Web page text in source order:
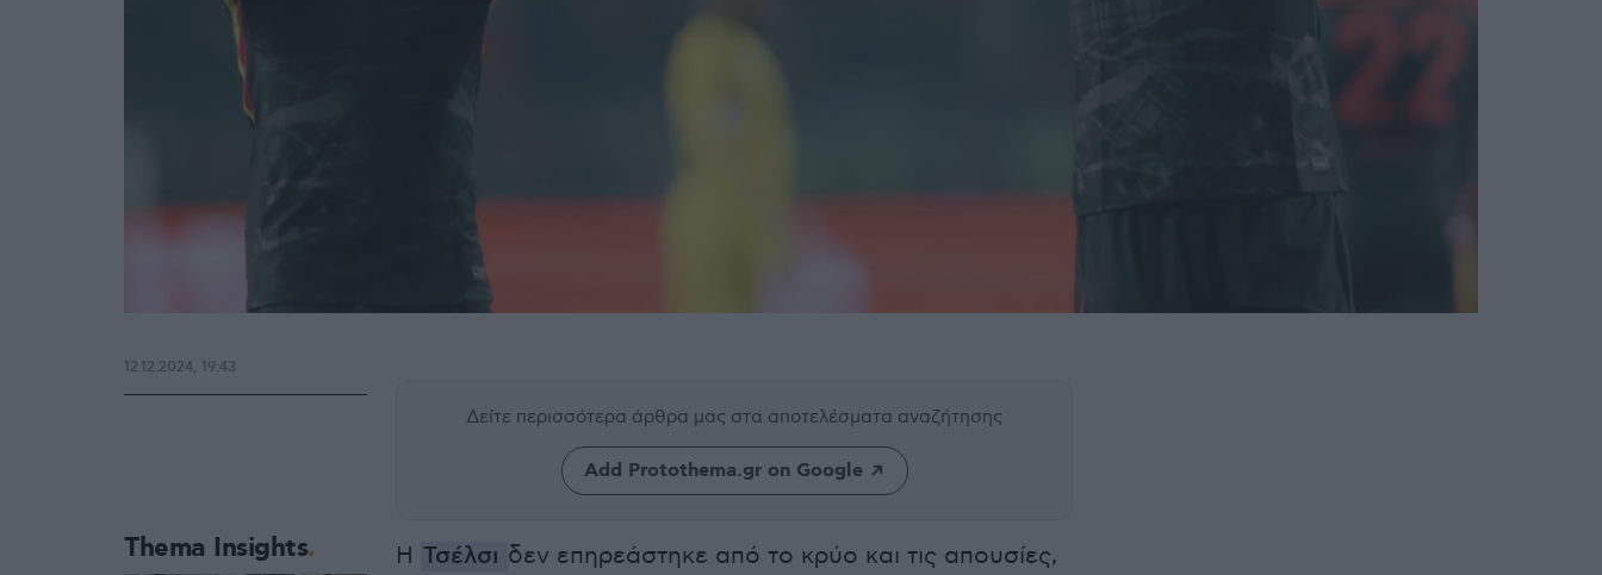
Δείτε περισσότερα άρθρα μας στα αποτελέσματα αναζήτησης
Add Protothema.gr on Google
H Τσέλσι δεν επηρεάστηκε από το κρύο και τις απουσίες,
12.12.2024, 19:43
Thema Insights